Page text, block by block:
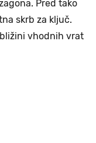
Pred tako
skrb za ključ.
vhodnih vrat